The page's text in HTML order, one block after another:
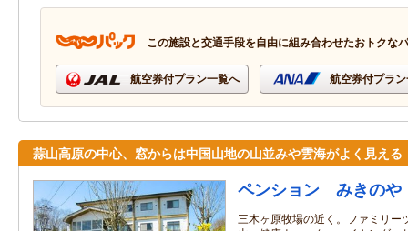
この施設と交通手段を自由に組み合わせたおトクな
航空券付プラン一覧へ 航空券付プラ
蒜山高原の中心、窓からは中国山地の山並みや雲海がよく見える
ペンション みきのや
三木ヶ原牧場の近く。ファミリー